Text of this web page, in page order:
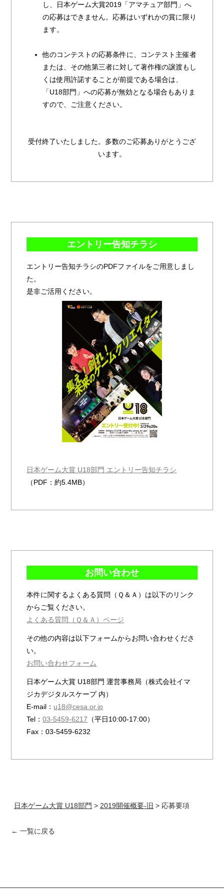
し、日本ゲーム大賞2019「アマチュア部門」へ
の応募はできません。応募はいずれかの賞に限り
ます。
他のコンテストの応募条件に、コンテスト主催者
または、その他第三者に対して著作権の譲渡もし
くは使用許諾することが前提である場合は、
「U18部門」への応募が無効となる場合もありま
すので、ご注意ください。
受付終了いたしました。多数のご応募ありがとうござ
います。
エントリー告知チラシ
エントリー告知チラシのPDFファイルをご用意しまし
た。
是非ご活用ください。
日本ゲーム大賞 U18部門 エントリー告知チラシ
（PDF：約5.4MB）
お問い合わせ
本件に関するよくある質問（Ｑ＆Ａ）は以下のリンク
からご覧ください。
よくある質問（Ｑ＆Ａ）ページ
その他の内容は以下フォームからお問い合わせくださ
い。
お問い合わせフォーム
日本ゲーム大賞 U18部門 運営事務局（株式会社イマ
ジカデジタルスケープ 内）
E-mail： u18@cesa.or.jp
Tel：03-5459-6217 （平日10:00-17:00）
Fax：03-5459-6232
日本ゲーム大賞 U18部門 > 2019開催概要-旧 > 応募要項
← 一覧に戻る